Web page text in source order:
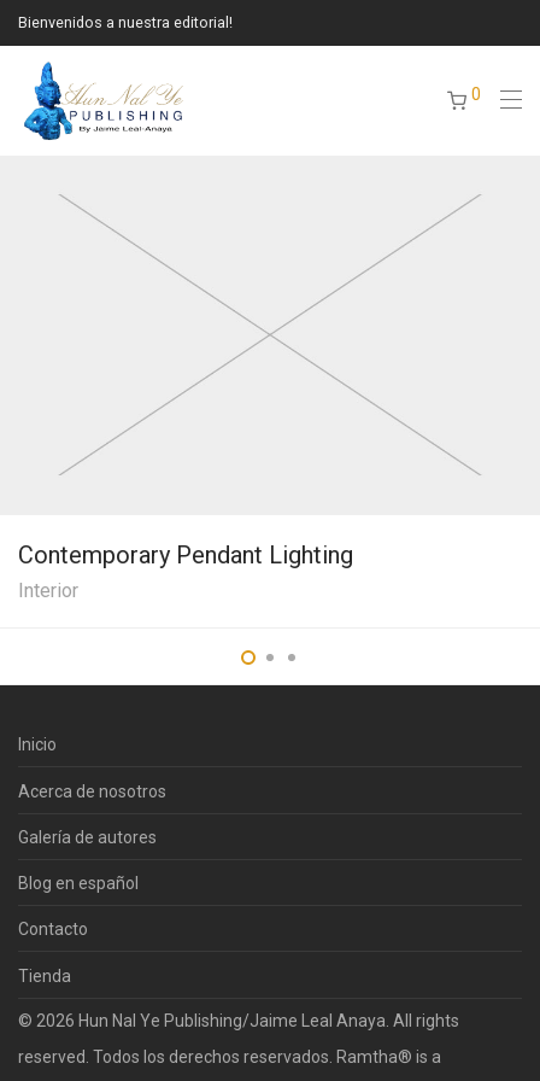
Bienvenidos a nuestra editorial!
0
Contemporary Pendant Lighting
Interior
Inicio
Acerca de nosotros
Galería de autores
Blog en español
Contacto
Tienda
© 2026 Hun Nal Ye Publishing/Jaime Leal Anaya. All rights
reserved. Todos los derechos reservados. Ramtha® is a